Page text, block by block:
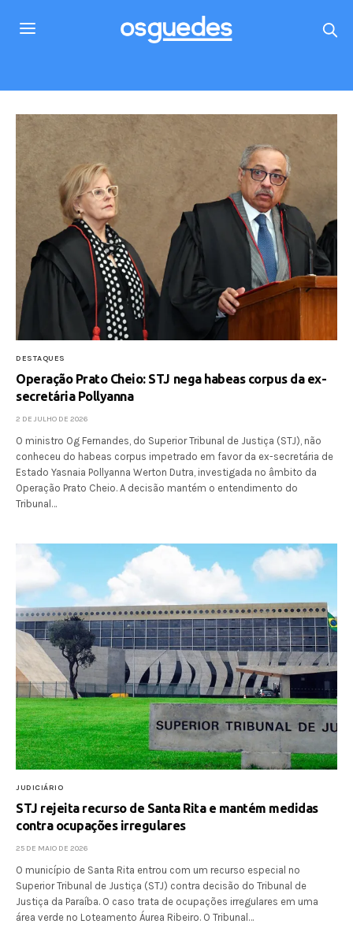
DESTAQUES
Operação Prato Cheio: STJ nega habeas corpus da ex-
secretária Pollyanna
2 DE JULHO DE 2026
O ministro Og Fernandes, do Superior Tribunal de Justiça (STJ), não
conheceu do habeas corpus impetrado em favor da ex-secretária de
Estado Yasnaia Pollyanna Werton Dutra, investigada no âmbito da
Operação Prato Cheio. A decisão mantém o entendimento do
Tribunal…
JUDICIÁRIO
STJ rejeita recurso de Santa Rita e mantém medidas
contra ocupações irregulares
25 DE MAIO DE 2026
O município de Santa Rita entrou com um recurso especial no
Superior Tribunal de Justiça (STJ) contra decisão do Tribunal de
Justiça da Paraíba. O caso trata de ocupações irregulares em uma
área verde no Loteamento Áurea Ribeiro. O Tribunal…